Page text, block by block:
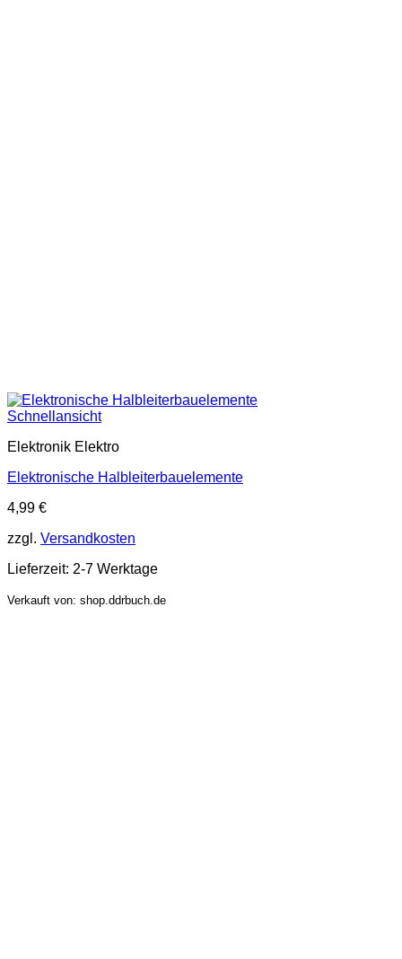
Schnellansicht
Elektronik Elektro
Elektronische Halbleiterbauelemente
4,99 €
zzgl. Versandkosten
Lieferzeit: 2-7 Werktage
Verkauft von: shop.ddrbuch.de